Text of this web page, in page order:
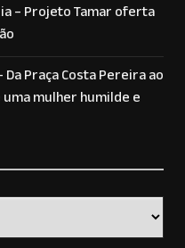
– Projeto Tamar oferta
Praça Costa Pereira ao
mulher humilde e